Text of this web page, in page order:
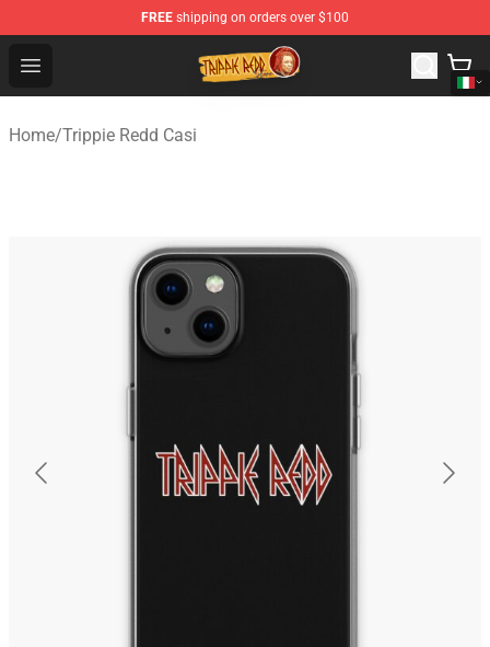
FREE shipping on orders over $100
Open menu
Trippie Redd Store - Official Trippie Redd Merchandise
Home/Trippie Redd Casi